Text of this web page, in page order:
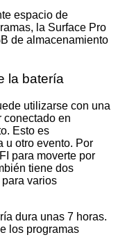
espacio de
la Surface Pro
de almacenamiento
la batería
utilizarse con una
conectado en
Esto es
u otro evento. Por
para moverte por
tiene dos
varios
dura unas 7 horas.
los programas